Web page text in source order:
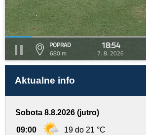
POPRAD
680 m
18:54
7. 8. 2026
Aktualne info
Sobota 8.8.2026 (jutro)
09:00 19 do 21 °C